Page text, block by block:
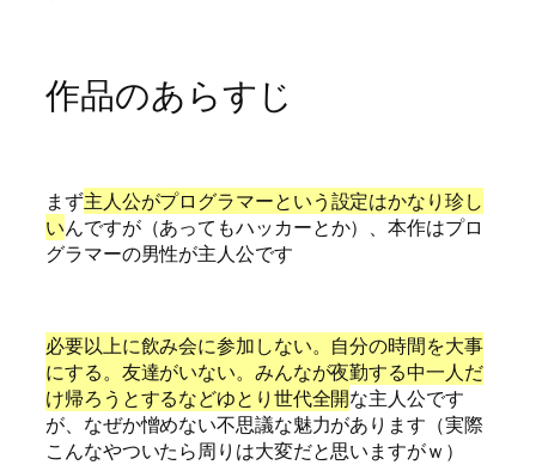
作品のあらすじ
まず主人公がプログラマーという設定はかなり珍し
いんですが（あってもハッカーとか）、本作はプロ
グラマーの男性が主人公です
必要以上に飲み会に参加しない。自分の時間を大事
にする。友達がいない。みんなが夜勤する中一人だ
け帰ろうとするなどゆとり世代全開な主人公です
が、なぜか憎めない不思議な魅力があります（実際
こんなやついたら周りは大変だと思いますがｗ）